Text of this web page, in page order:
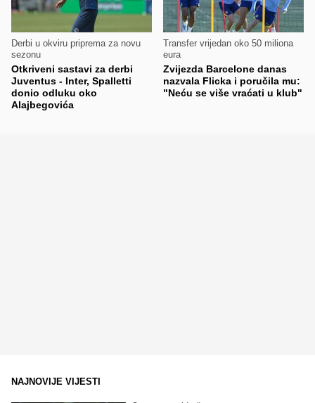
Derbi u okviru priprema za novu
sezonu
Otkriveni sastavi za derbi
Juventus - Inter, Spalletti
donio odluku oko
Alajbegovića
Transfer vrijedan oko 50 miliona
eura
Zvijezda Barcelone danas
nazvala Flicka i poručila mu:
"Neću se više vraćati u klub"
NAJNOVIJE VIJESTI